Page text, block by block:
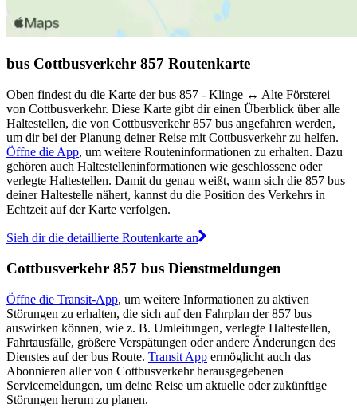
bus Cottbusverkehr 857 Routenkarte
Oben findest du die Karte der bus 857 - Klinge ↔︎ Alte Försterei
von Cottbusverkehr. Diese Karte gibt dir einen Überblick über alle
Haltestellen, die von Cottbusverkehr 857 bus angefahren werden,
um dir bei der Planung deiner Reise mit Cottbusverkehr zu helfen.
Öffne die App, um weitere Routeninformationen zu erhalten. Dazu
gehören auch Haltestelleninformationen wie geschlossene oder
verlegte Haltestellen. Damit du genau weißt, wann sich die 857 bus
deiner Haltestelle nähert, kannst du die Position des Verkehrs in
Echtzeit auf der Karte verfolgen.
Sieh dir die detaillierte Routenkarte an
Cottbusverkehr 857 bus Dienstmeldungen
Öffne die Transit-App, um weitere Informationen zu aktiven
Störungen zu erhalten, die sich auf den Fahrplan der 857 bus
auswirken können, wie z. B. Umleitungen, verlegte Haltestellen,
Fahrtausfälle, größere Verspätungen oder andere Änderungen des
Dienstes auf der bus Route. Transit App ermöglicht auch das
Abonnieren aller von Cottbusverkehr herausgegebenen
Servicemeldungen, um deine Reise um aktuelle oder zukünftige
Störungen herum zu planen.